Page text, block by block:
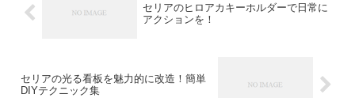
セリアのヒロアカキーホルダーで日常に
アクションを！
セリアの光る看板を魅力的に改造！簡単
DIYテクニック集